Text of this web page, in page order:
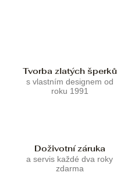
Tvorba zlatých šperků
s vlastním designem od
roku 1991
Doživotní záruka
a servis každé dva roky
zdarma